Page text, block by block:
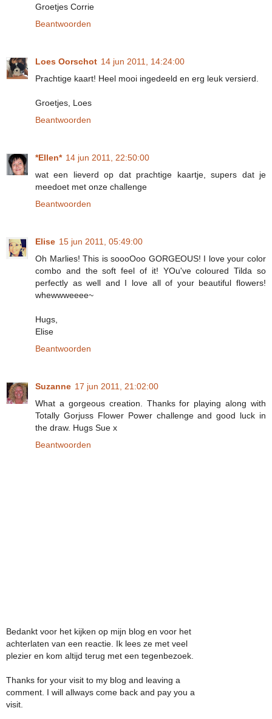
Groetjes Corrie
Beantwoorden
Loes Oorschot 14 jun 2011, 14:24:00
Prachtige kaart! Heel mooi ingedeeld en erg leuk versierd.
Groetjes, Loes
Beantwoorden
*Ellen* 14 jun 2011, 22:50:00
wat een lieverd op dat prachtige kaartje, supers dat je
meedoet met onze challenge
Beantwoorden
Elise 15 jun 2011, 05:49:00
Oh Marlies! This is soooOoo GORGEOUS! I love your color
combo and the soft feel of it! YOu've coloured Tilda so
perfectly as well and I love all of your beautiful flowers!
whewwweeee~
Hugs,
Elise
Beantwoorden
Suzanne 17 jun 2011, 21:02:00
What a gorgeous creation. Thanks for playing along with
Totally Gorjuss Flower Power challenge and good luck in
the draw. Hugs Sue x
Beantwoorden
Bedankt voor het kijken op mijn blog en voor het
achterlaten van een reactie. Ik lees ze met veel
plezier en kom altijd terug met een tegenbezoek.
Thanks for your visit to my blog and leaving a
comment. I will allways come back and pay you a
visit.